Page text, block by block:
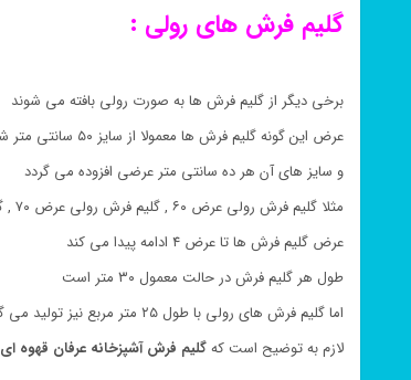
گلیم فرش های رولی :
برخی دیگر از گلیم فرش ها به صورت رولی بافته می شوند
عرض این گونه گلیم فرش ها معمولا از سایز ۵۰ سانتی متر شروع می شود
و سایز های آن هر ده سانتی متر عرضی افزوده می گردد
مثلا گلیم فرش رولی عرض ۶۰ , گلیم فرش رولی عرض ۷۰ , گلیم فرش رولی عرض ۸۰
عرض گلیم فرش ها تا عرض ۴ ادامه پیدا می کند
طول هر گلیم فرش در حالت معمول ۳۰ متر است
اما گلیم فرش های رولی با طول ۲۵ متر مربع نیز تولید می گردد.
لازم به توضیح است کهگلیم فرشآشپزخانهعرفان قهوه ای